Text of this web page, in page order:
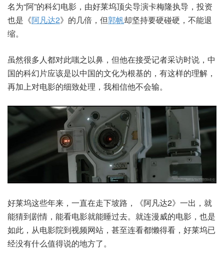
名为“阿”的科幻电影，由好莱坞顶尖导演卡梅隆执导，投资
也是《阿凡达2》的几倍，但郭帆却坚持要硬碰硬，不能退
缩。
虽然很多人都对此嗤之以鼻，但他在接受记者采访时说，中
国的科幻片应该是以中国的文化为根基的，有这样的理解，
再加上对电影的细致处理，我相信他不会输。
好莱坞这些年来，一直在走下坡路，《阿凡达2》一出，就
能猜到剧情，能看电影就能睡过去。就连漫威的电影，也是
如此，从电影院到视频网站，甚至连看都懒得看，好莱坞已
经没有什么值得说的地方了。